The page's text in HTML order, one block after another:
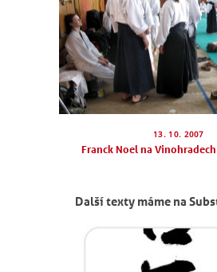
SEMINÁŘE
PRO FIRMY
NÁŠ BLOG
13. 10. 2007
Franck Noel na
Další texty máme na